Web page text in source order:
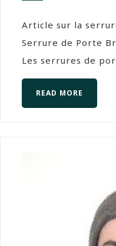
Article sur la
Serrure de Porte
Les serrures de
READ MORE